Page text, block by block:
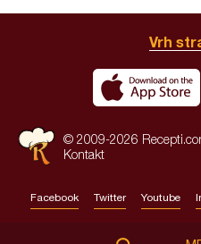
Vrh
© 2009-2026
Kontakt
Facebook Twitter Youtube